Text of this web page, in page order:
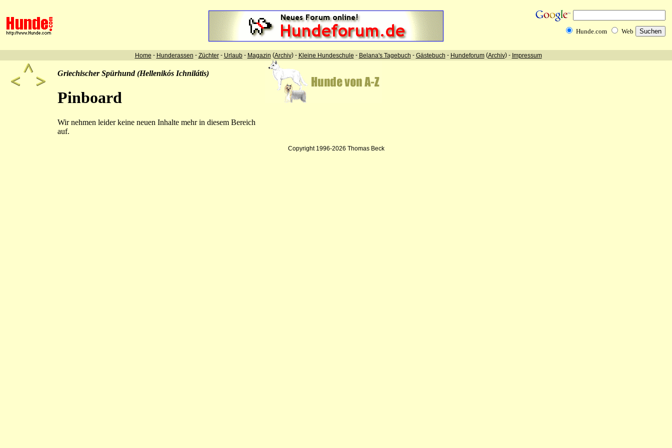
Hunde.com Web
Home - Hunderassen - Züchter- Urlaub- Magazin (Archiv) - Kleine Hundeschule - Belana's Tagebuch - Gästebuch - Hundeforum(Archiv) - Impressum
Griechischer Spürhund (Hellenikós Ichnilátis)
Pinboard
Wir nehmen leider keine neuen Inhalte mehr in diesem Bereich
auf.
Copyright 1996-2026 Thomas Beck